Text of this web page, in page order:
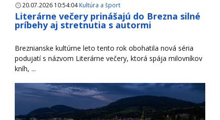
20.07.2026 10:54:04Kultúra a šport
Literárne večery prinášajú do Brezna silné
príbehy aj stretnutia s autormi
Breznianske kultúrne leto tento rok obohatila nová séria
podujatí s názvom Literárne večery, ktorá spája milovníkov
kníh, ...